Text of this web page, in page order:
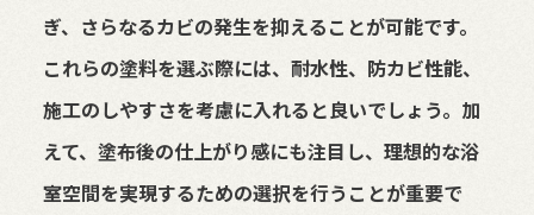
ぎ、さらなるカビの発生を抑えることが可能です。
これらの塗料を選ぶ際には、耐水性、防カビ性能、
施工のしやすさを考慮に入れると良いでしょう。加
えて、塗布後の仕上がり感にも注目し、理想的な浴
室空間を実現するための選択を行うことが重要で